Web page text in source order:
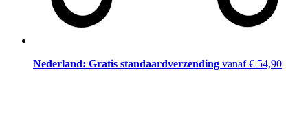
Nederland: Gratis standaardverzending vanaf € 54,90